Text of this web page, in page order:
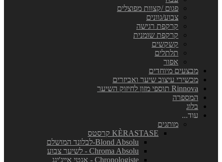
פגום /קצוות מפוצלים
צבוע/גוונים
קרקפת רגישה
קרקפת שומנית
קשקשים
תלתלים
אפור
מבצעים מיוחדים
מכשירי עיצוב שיער ואביזרים
Rinnova תוספי מזון לחיזוק השיער
המספרה
בלוג
עוד...
מותגים
KÈRASTASE קרסטס
Blond Absolu-לבלונד המושלם
Chroma Absolu - לשיער צבוע
Chronologiste - אנטי אייג'ינג